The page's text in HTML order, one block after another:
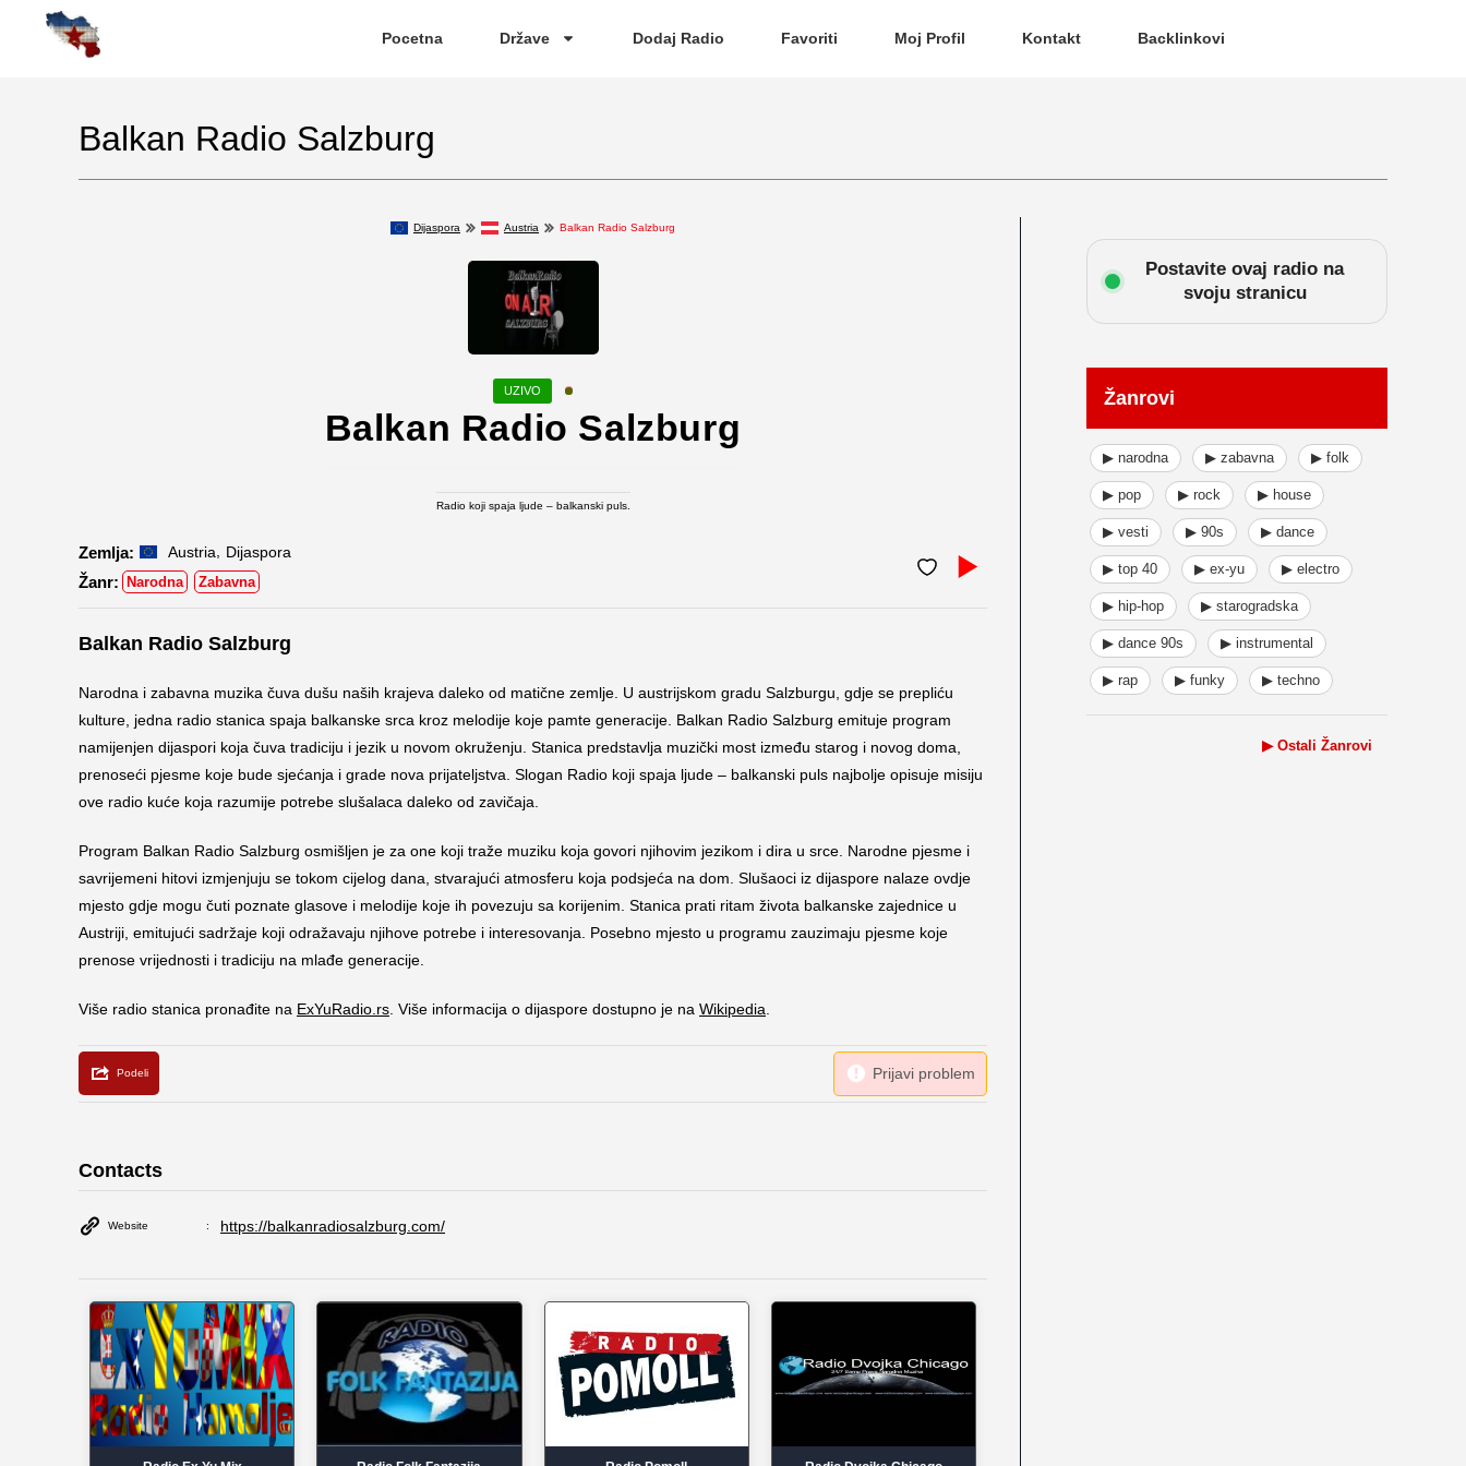
Pocetna Države Dodaj Radio Favoriti Moj Profil Kontakt Backlinkovi
Balkan Radio Salzburg
Dijaspora Austria Balkan Radio Salzburg
Balkan Radio Salzburg
Radio koji spaja ljude – balkanski puls.
Austria Dijaspora
Narodna Zabavna
Balkan Radio Salzburg
Narodna i zabavna muzika čuva dušu naših krajeva daleko od matične zemlje. U austrijskom gradu Salzburgu, gdje se prepliću
kulture, jedna radio stanica spaja balkanske srca kroz melodije koje pamte generacije. Balkan Radio Salzburg emituje program
namijenjen dijaspori koja čuva tradiciju i jezik u novom okruženju. Stanica predstavlja muzički most između starog i novog doma,
prenoseći pjesme koje bude sjećanja i grade nova prijateljstva. Slogan Radio koji spaja ljude – balkanski puls najbolje opisuje misiju
ove radio kuće koja razumije potrebe slušalaca daleko od zavičaja.
Program Balkan Radio Salzburg osmišljen je za one koji traže muziku koja govori njihovim jezikom i dira u srce. Narodne pjesme i
savrijemeni hitovi izmjenjuju se tokom cijelog dana, stvarajući atmosferu koja podsjeća na dom. Slušaoci iz dijaspore nalaze ovdje
mjesto gdje mogu čuti poznate glasove i melodije koje ih povezuju sa korijenim. Stanica prati ritam života balkanske zajednice u
Austriji, emitujući sadržaje koji odražavaju njihove potrebe i interesovanja. Posebno mjesto u programu zauzimaju pjesme koje
prenose vrijednosti i tradiciju na mlađe generacije.
Više radio stanica pronađite na ExYuRadio.rs . Više informacija o dijaspore dostupno je na Wikipedia
Contacts
Website https://balkanradiosalzburg.com/
Postavite ovaj radio na
svoju stranicu
Žanrovi
▶ narodna ▶ zabavna ▶ folk
▶ pop ▶ rock ▶ house
▶ vesti ▶ 90s ▶ dance
▶ top 40 ▶ ex-yu ▶ electro
▶ hip-hop ▶ starogradska
▶ dance 90s ▶ instrumental
▶ rap ▶ funky ▶ techno
▶ Ostali Žanrovi